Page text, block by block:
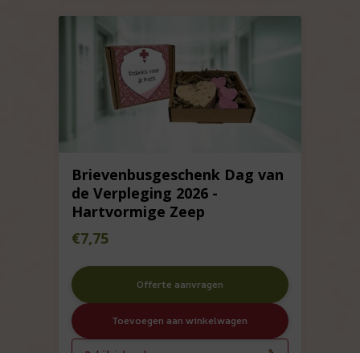
Brievenbusgeschenk Dag van
de Verpleging 2026 -
Hartvormige Zeep
€7,75
Offerte aanvragen
Toevoegen aan winkelwagen